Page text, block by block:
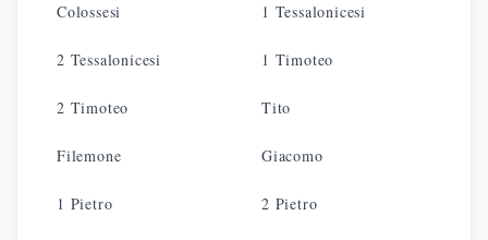
Colossesi 1 Tessalonicesi
2 Tessalonicesi 1 Timoteo
2 Timoteo Tito
Filemone Giacomo
1 Pietro 2 Pietro